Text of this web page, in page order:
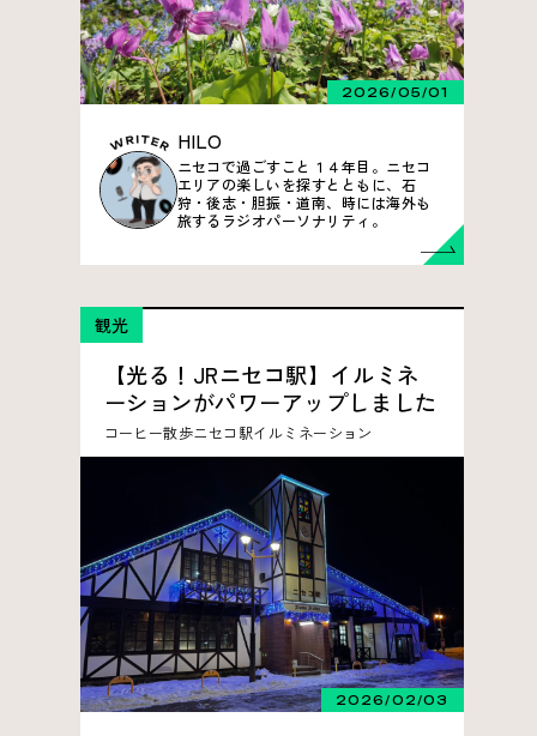
2026/05/01
HILO
ニセコで過ごすこと１４年目。ニセコ
エリアの楽しいを探すとともに、石
狩・後志・胆振・道南、時には海外も
旅するラジオパーソナリティ。
観光
【光る！JRニセコ駅】イルミネ
ーションがパワーアップしました
コーヒー散歩ニセコ駅イルミネーション
2026/02/03